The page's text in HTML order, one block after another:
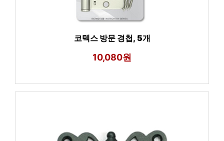
코텍스 방문 경첩, 5개
10,080원